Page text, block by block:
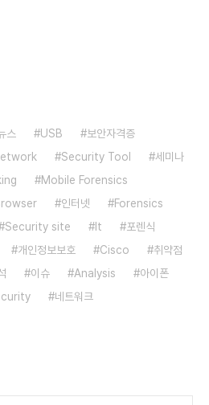
스 USB
보안자격증
Security Tool
세미나
Mobile Forensics
인터넷
Forensics
Security site It
포렌식
개인정보보호 Cisco
취약점
이슈 Analysis
아이폰
네트워크